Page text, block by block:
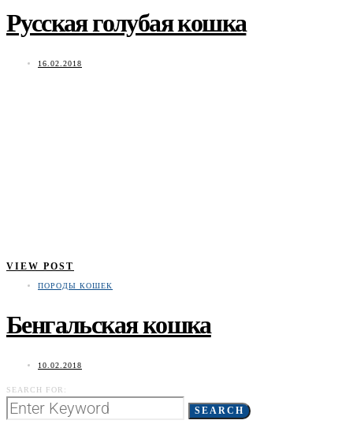
Русская голубая кошка
16.02.2018
VIEW POST
ПОРОДЫ КОШЕК
Бенгальская кошка
10.02.2018
SEARCH FOR:
SEARCH